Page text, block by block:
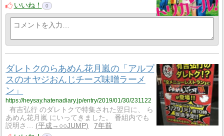
いいね！
0
ダレトクのらあめん花月嵐の「アルプ
スのオヤジおんじチーズ味噌ラーメ
ン」
https://heysay.hatenadiary.jp/entry/2019/01/30/231122
有吉弘行 のダレトクで特集された翌日に、 ら
あめん花月嵐 にいってきました。 番組内でも
説明さ…
平成→○○JUMP
7年前